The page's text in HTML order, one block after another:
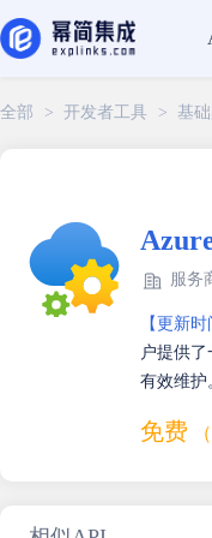
全部 > 开发者工具 > 基
服务
【更新时
户提供
有效维护
免费